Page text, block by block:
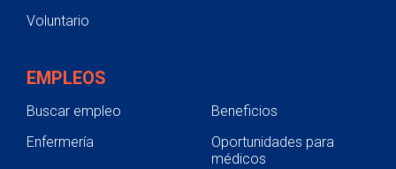
Voluntario
EMPLEOS
Buscar empleo
Beneficios
Enfermería
Oportunidades para
médicos